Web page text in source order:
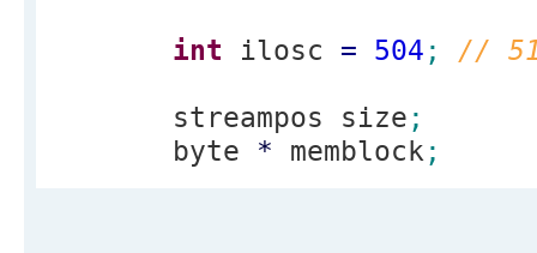
int ilosc = 504 ; //
streampos size ;
byte * memblock ;